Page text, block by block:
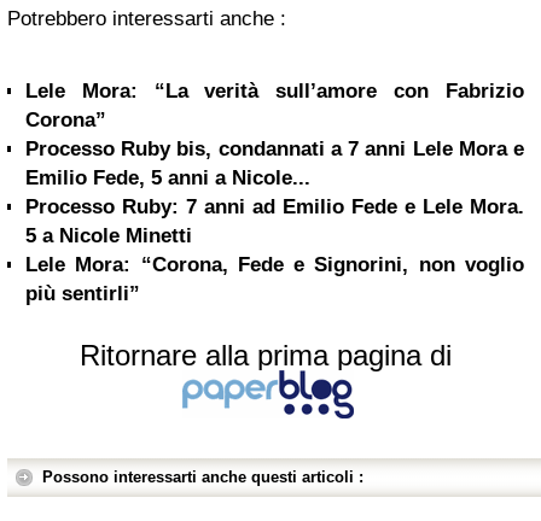
Potrebbero interessarti anche :
Lele Mora: “La verità sull’amore con Fabrizio
Corona”
Processo Ruby bis, condannati a 7 anni Lele Mora e
Emilio Fede, 5 anni a Nicole...
Processo Ruby: 7 anni ad Emilio Fede e Lele Mora.
5 a Nicole Minetti
Lele Mora: “Corona, Fede e Signorini, non voglio
più sentirli”
Ritornare alla prima pagina di
Possono interessarti anche questi articoli :